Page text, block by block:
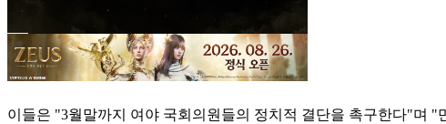
이들은 "3월말까지 여야 국회의원들의 정치적 결단을 촉구한다"며